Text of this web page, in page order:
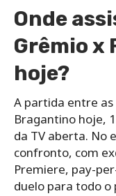
Onde
Grêmio x
hoje?
A partida entre as
Bragantino hoje,
da TV aberta. No
confronto, com
Premiere, pay-
duelo para todo o